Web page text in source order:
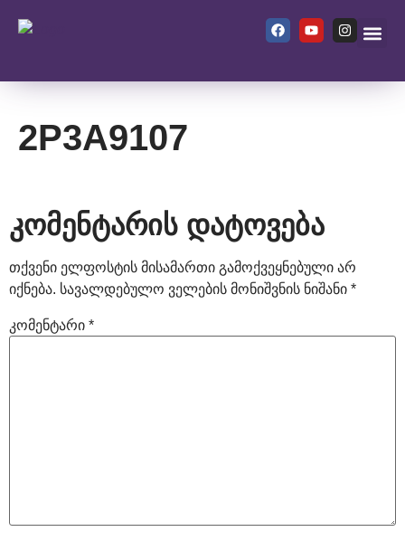
2P3A9107
კომენტარის დატოვება
თქვენი ელფოსტის მისამართი გამოქვეყნებული არ
იქნება. სავალდებულო ველების მონიშვნის ნიშანი *
კომენტარი *